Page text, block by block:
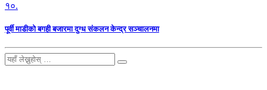
१०.
पूर्वी माडीको बगही बजारमा दुग्ध संकलन केन्द्र सञ्चालनमा